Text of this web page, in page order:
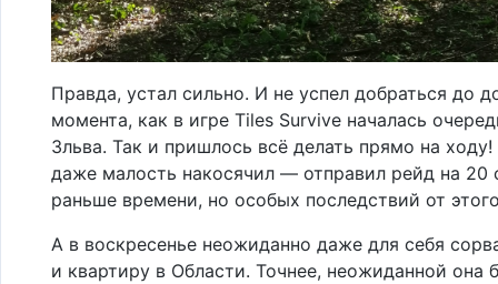
Правда, устал сильно. И не успел добраться до
момента, как в игре Tiles Survive началась
Зльва. Так и пришлось всё делать прямо на ходу!
даже малость накосячил — отправил рейд на 20
раньше времени, но особых последствий от
А в воскресенье неожиданно даже для себя
и квартиру в Области. Точнее, неожиданной она